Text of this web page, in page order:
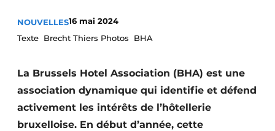
NOUVELLES16 mai 2024
Texte Brecht Thiers Photos BHA
La Brussels Hotel Association (BHA) est une
association dynamique qui identifie et défend
activement les intérêts de l’hôtellerie
bruxelloise. En début d’année, cette